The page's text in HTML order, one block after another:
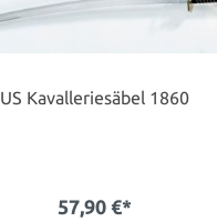
US Kavalleriesäbel 1860
57,90 €*